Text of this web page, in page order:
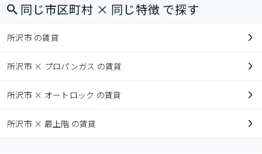
同じ市区町村 × 同じ特徴 で探す
所沢市 の賃貸
所沢市 × プロパンガス の賃貸
所沢市 × オートロック の賃貸
所沢市 × 最上階 の賃貸